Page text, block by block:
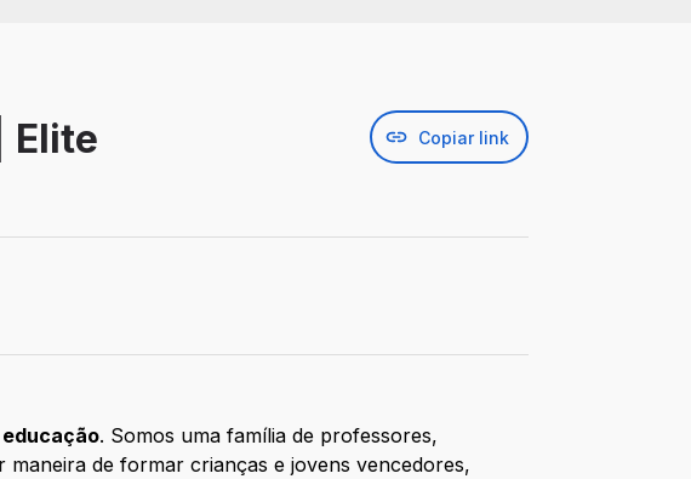
Elite Copiar link
. Somos uma família de professores,
de formar crianças e jovens vencedores,